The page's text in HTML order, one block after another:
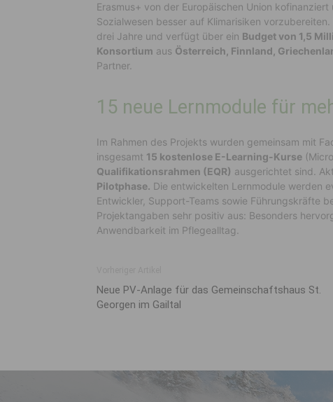
Erasmus+ von der Europäischen Union
Sozialwesen besser auf Klimarisiken
drei Jahre und verfügt über ein Budget von 1,5
Konsortium aus Österreich, Finnland,
Partner.
15 neue Lernmodule für
Im Rahmen des Projekts wurden gemeinsam mit
insgesamt 15 kostenlose E-Learning-Kurse
Qualifikationsrahmen (EQR) ausgerichtet sind.
Pilotphase. Die entwickelten Lernmodule werden
Entwickler, Support-Teams sowie Führungskräfte
Projektangaben sehr positiv aus: Besonders
Anwendbarkeit im Pflegealltag.
Neue PV-Anlage für das Gemeinschaftshaus St.
Georgen im Gailtal